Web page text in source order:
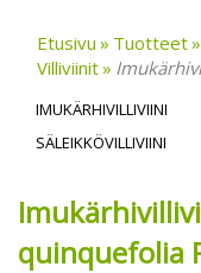
Etusivu Tuotteet
Villiviinit
IMUKÄRHIVILLIVIINI
SÄLEIKKÖVILLIVIINI
quinquefolia